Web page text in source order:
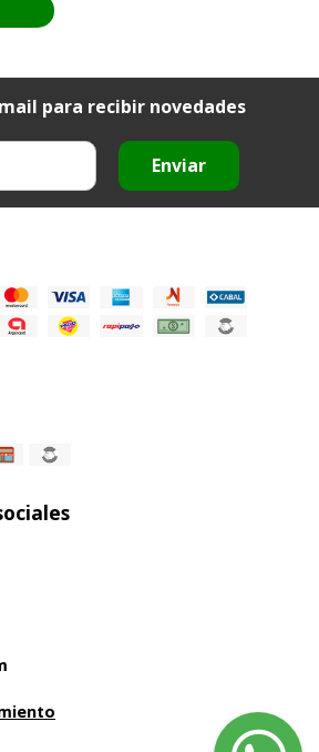
para recibir novedades
Enviar